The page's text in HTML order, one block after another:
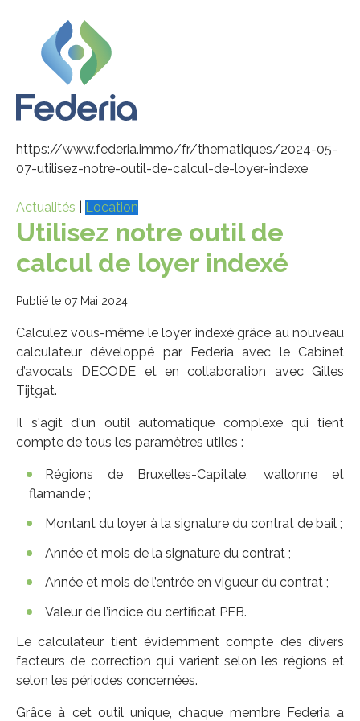
https://www.federia.immo/fr/thematiques/2024-05-
07-utilisez-notre-outil-de-calcul-de-loyer-indexe
Actualités Location
Utilisez notre outil de
calcul de loyer indexé
Publié le 07 Mai 2024
Calculez vous-même le loyer indexé grâce au nouveau
calculateur développé par Federia avec le Cabinet
d’avocats DECODE et en collaboration avec Gilles
Tijtgat.
Il s'agit d'un outil automatique complexe qui tient
compte de tous les paramètres utiles :
Régions de Bruxelles-Capitale, wallonne et
flamande ;
Montant du loyer à la signature du contrat de bail ;
Année et mois de la signature du contrat ;
Année et mois de l’entrée en vigueur du contrat ;
Valeur de l’indice du certificat PEB.
Le calculateur tient évidemment compte des divers
facteurs de correction qui varient selon les régions et
selon les périodes concernées.
Grâce à cet outil unique, chaque membre Federia a